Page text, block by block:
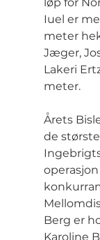
løp for
Iuel er
meter
Jæger,
Lakeri
meter.
Årets
de
Berg er
Karoline